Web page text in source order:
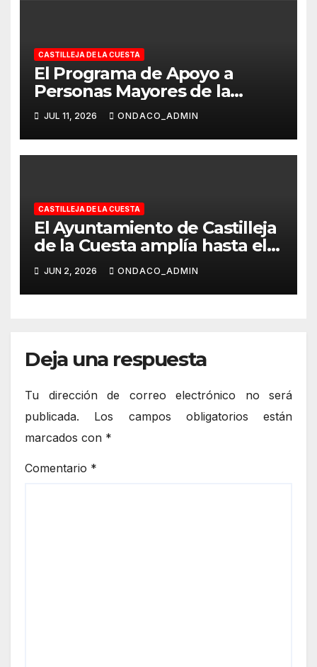
de septiembre
CASTILLEJA DE LA CUESTA
El Programa de Apoyo a
Personas Mayores de la
Policía Local cumple una
década de servicio público
velando por su seguridad y
bienestar cada verano
JUL 11, 2026 ONDACO_ADMIN
CASTILLEJA DE LA CUESTA
El Ayuntamiento de Castilleja
de la Cuesta amplía hasta el
30 de septiembre las solicitud
de las ayudas destinadas a
Comunidades e
JUN 2, 2026 ONDACO_ADMIN
Deja una respuesta
Tu dirección de correo electrónico no será
publicada.
Los campos obligatorios están
marcados con *
Comentario *